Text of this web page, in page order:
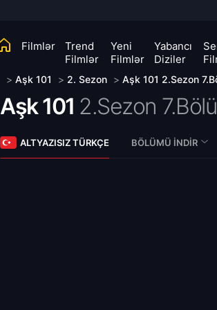
Filmlər
Trend
Filmlər
Yeni
Filmlər
Yabancı
Diziler
> Aşk 101 > 2. Sezon > Aşk 101 2.Sezon
Aşk 101 2.Sezon
ALTYAZISIZ TÜRKÇE BÖLÜMÜ İNDIR